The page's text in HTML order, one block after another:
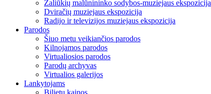
Žaliūkių malūnininko sodybos-muziejaus ekspozicija
Dviračių muziejaus ekspozicija
Radijo ir televizijos muziejaus ekspozicija
Parodos
Šiuo metu veikiančios parodos
Kilnojamos parodos
Virtualiosios parodos
Parodų archyvas
Virtualios galerijos
Lankytojams
Bilietų kainos